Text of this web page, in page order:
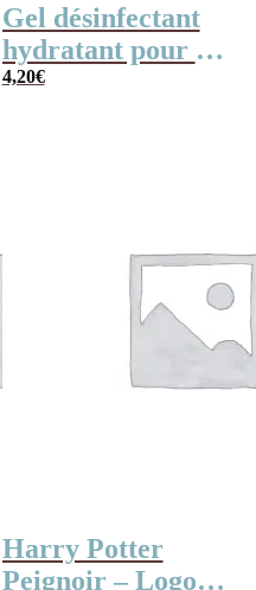
Gel désinfectant
hydratant pour les
mains -Friends
4,20€
Harry Potter
Peignoir – Logo